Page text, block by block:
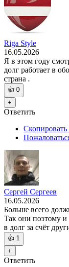
Riga Style
16.05.2026
Я в этом году
долг работает в
страна .
👍 0
+
Ответить
Скопировать
Сергей Сергеев
16.05.2026
Больше всего
Так они поэтому и
в долг за счёт
👍 1
+
Ответить